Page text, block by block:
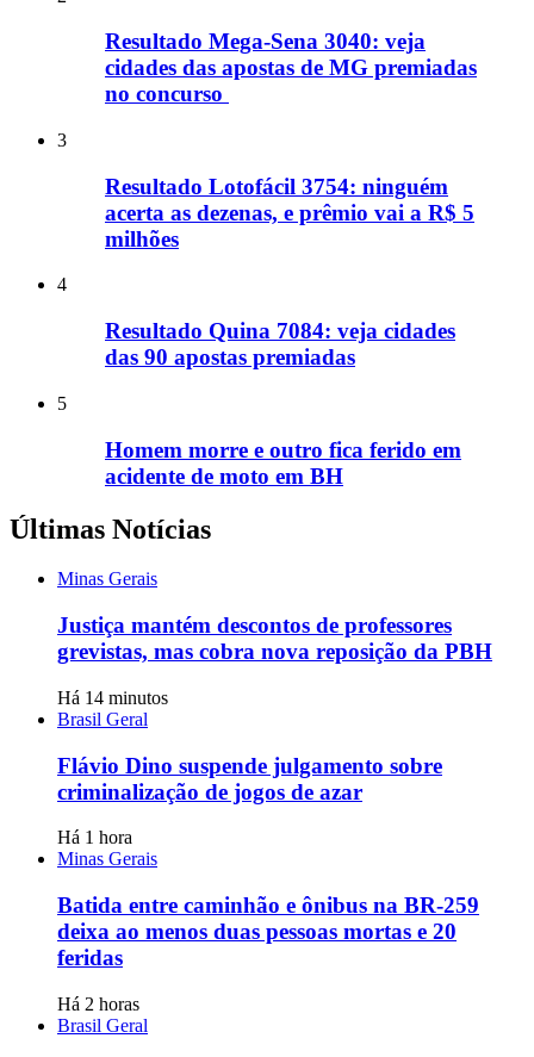
Resultado Mega-Sena 3040: veja
cidades das apostas de MG premiadas
no concurso
3
Resultado Lotofácil 3754: ninguém
acerta as dezenas, e prêmio vai a R$ 5
milhões
4
Resultado Quina 7084: veja cidades
das 90 apostas premiadas
5
Homem morre e outro fica ferido em
acidente de moto em BH
Últimas Notícias
Minas Gerais
Justiça mantém descontos de professores
grevistas, mas cobra nova reposição da PBH
Há 14 minutos
Brasil Geral
Flávio Dino suspende julgamento sobre
criminalização de jogos de azar
Há 1 hora
Minas Gerais
Batida entre caminhão e ônibus na BR-259
deixa ao menos duas pessoas mortas e 20
feridas
Há 2 horas
Brasil Geral